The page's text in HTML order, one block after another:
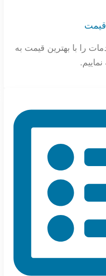
قیمت
را با بهترین قیمت به